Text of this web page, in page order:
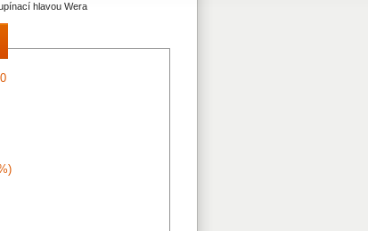
hlavou Wera